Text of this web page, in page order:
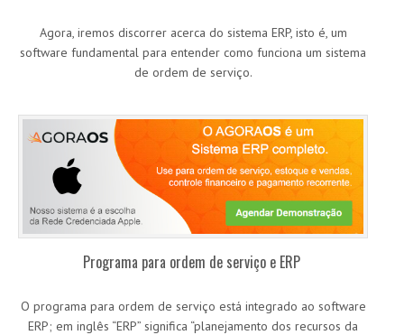
Agora, iremos discorrer acerca do sistema ERP, isto é, um
software fundamental para entender como funciona um sistema
de ordem de serviço.
Programa para ordem de serviço e ERP
O programa para ordem de serviço está integrado ao software
ERP; em inglês “ERP” significa “planejamento dos recursos da